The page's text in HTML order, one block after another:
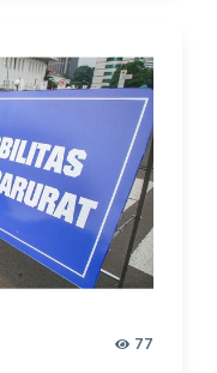
di masa
Opinion Park
Yuk cek
77